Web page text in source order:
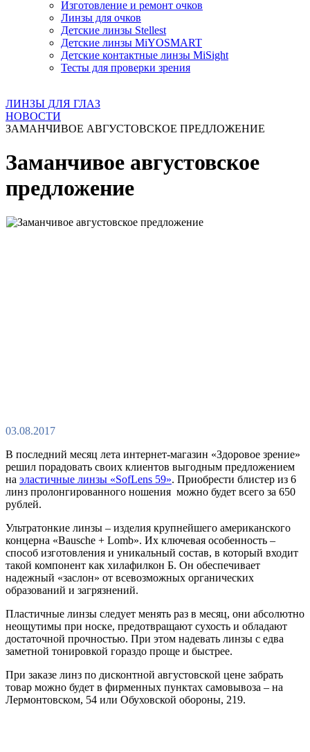
Изготовление и ремонт очков
Линзы для очков
Детские линзы Stellest
Детские линзы MiYOSMART
Детские контактные линзы MiSight
Тесты для проверки зрения
ЛИНЗЫ ДЛЯ ГЛАЗ
НОВОСТИ
ЗАМАНЧИВОЕ АВГУСТОВСКОЕ ПРЕДЛОЖЕНИЕ
Заманчивое августовское
предложение
03.08.2017
В последний месяц лета интернет-магазин «Здоровое зрение»
решил порадовать своих клиентов выгодным предложением
на эластичные линзы «SofLens 59». Приобрести блистер из 6
линз пролонгированного ношения можно будет всего за 650
рублей.
Ультратонкие линзы – изделия крупнейшего американского
концерна «Bausche + Lomb». Их ключевая особенность –
способ изготовления и уникальный состав, в который входит
такой компонент как хилафилкон Б. Он обеспечивает
надежный «заслон» от всевозможных органических
образований и загрязнений.
Пластичные линзы следует менять раз в месяц, они абсолютно
неощутимы при носке, предотвращают сухость и обладают
достаточной прочностью. При этом надевать линзы с едва
заметной тонировкой гораздо проще и быстрее.
При заказе линз по дисконтной августовской цене забрать
товар можно будет в фирменных пунктах самовывоза – на
Лермонтовском, 54 или Обуховской обороны, 219.